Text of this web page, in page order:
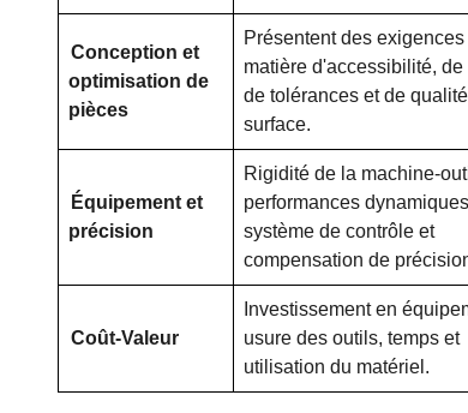
Conception et
optimisation de
pièces
Présentent des exigences
matière d'accessibilité, de
de tolérances et de
surface.
Équipement et
précision
Rigidité de la machine-
performances
système de contrôle et
compensation de
Coût-Valeur
Investissement en
usure des outils, temps et
utilisation du matériel.